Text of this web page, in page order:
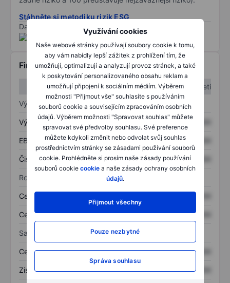
Využívání cookies
Naše webové stránky používají soubory cookie k tomu,
aby vám nabídly lepší zážitek z prohlížení tím, že
umožňují, optimalizují a analyzují provoz stránek, a také
k poskytování personalizovaného obsahu reklam a
umožňují připojení k sociálním médiím. Výběrem
možnosti "Přijmout vše" souhlasíte s používáním
souborů cookie a souvisejícím zpracováním osobních
údajů. Výběrem možnosti "Spravovat souhlas" můžete
spravovat své předvolby souhlasu. Své preference
můžete kdykoli změnit nebo odvolat svůj souhlas
prostřednictvím stránky se zásadami používání souborů
cookie. Prohlédněte si prosím naše zásady používání
souborů cookie cookie a naše zásady ochrany osobních
údajů.
Přijmout všechny
Pouze nezbytné
Správa souhlasu
Stáhněte si metodiku rizik ESG
Data poskytnuta od
Finanční informace
1. čtvrtletí
2. čtvrtletí
Výkaz zisku a ztráty
Výnos XXXXXXX XXXXXXX
EBITDA XXXXXXX XXXXXXX
Čistý příjem XXXXXXX XXXXXXX
Rozvaha
Celková aktiva XXXXXXX
Celkový dluh XXXXXXX XXXXXXX
Sazby
Cena/tržby XXXXXXX XXXXXXX
Zisk na akcii XXXXXXX XXXXXXX